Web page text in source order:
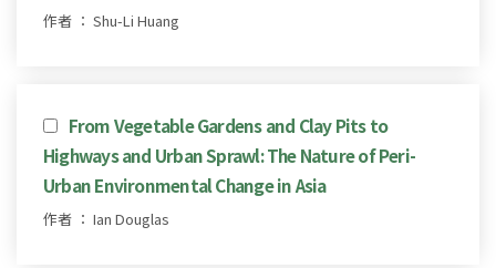
作者 ： Shu-Li Huang
From Vegetable Gardens and Clay Pits to
Highways and Urban Sprawl: The Nature of Peri-
Urban Environmental Change in Asia
作者 ： Ian Douglas